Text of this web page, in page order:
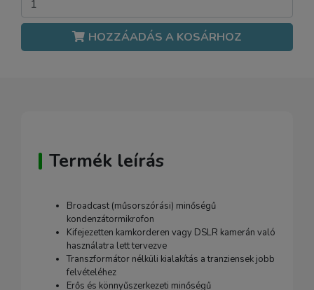
HOZZÁADÁS A KOSÁRHOZ
Termék leírás
Broadcast (műsorszórási) minőségű
kondenzátormikrofon
Kifejezetten kamkorderen vagy DSLR kamerán való
használatra lett tervezve
Transzformátor nélküli kialakítás a tranziensek jobb
felvételéhez
Erős és könnyűszerkezeti minőségű